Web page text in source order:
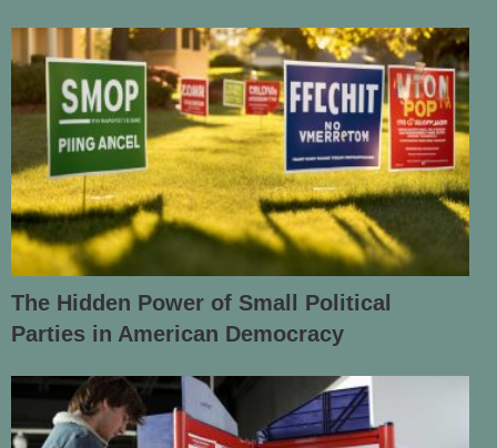
The Hidden Power of Small Political
Parties in American Democracy